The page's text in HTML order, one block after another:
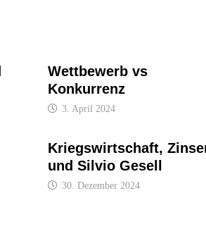
Wettbewerb vs
Konkurrenz
3. April 2024
Kriegswirtschaft,
und Silvio Gesell
30. Dezember 2024